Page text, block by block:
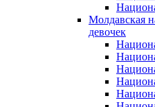
Молдавская
девочек